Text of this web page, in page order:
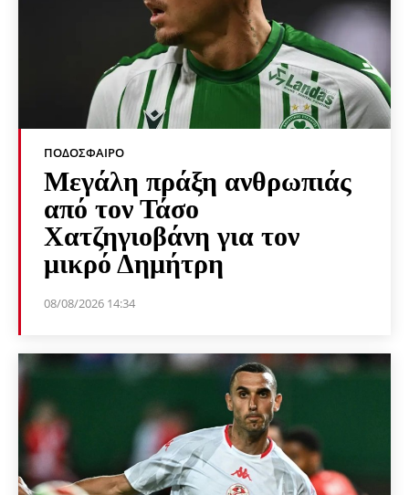
ΠΟΔΌΣΦΑΙΡΟ
Μεγάλη πράξη ανθρωπιάς
από τον Τάσο
Χατζηγιοβάνη για τον
μικρό Δημήτρη
08/08/2026 14:34